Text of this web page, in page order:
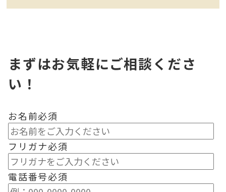
まずはお気軽にご相談くださ
い！
お名前必須
フリガナ必須
電話番号必須